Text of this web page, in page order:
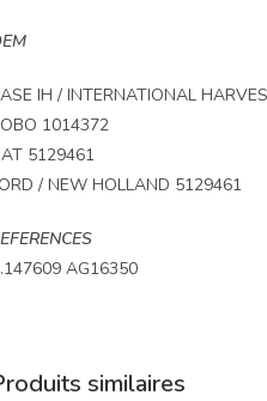
IH / INTERNATIONAL
1014372
5129461
/ NEW HOLLAND 5129461
AG16350
similaires